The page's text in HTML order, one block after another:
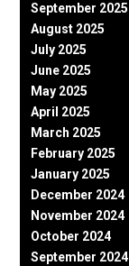
September 2025
August 2025
July 2025
June 2025
May 2025
April 2025
March 2025
February 2025
January 2025
December 2024
November 2024
October 2024
September 2024